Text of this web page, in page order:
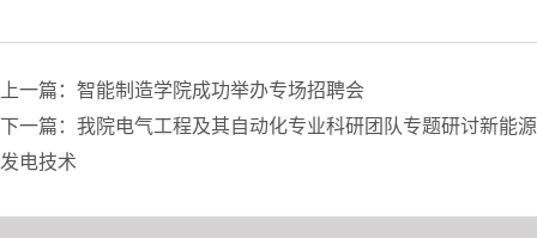
上一篇：智能制造学院成功举办专场招聘会
下一篇：我院电气工程及其自动化专业科研团队专题研讨新能源
发电技术